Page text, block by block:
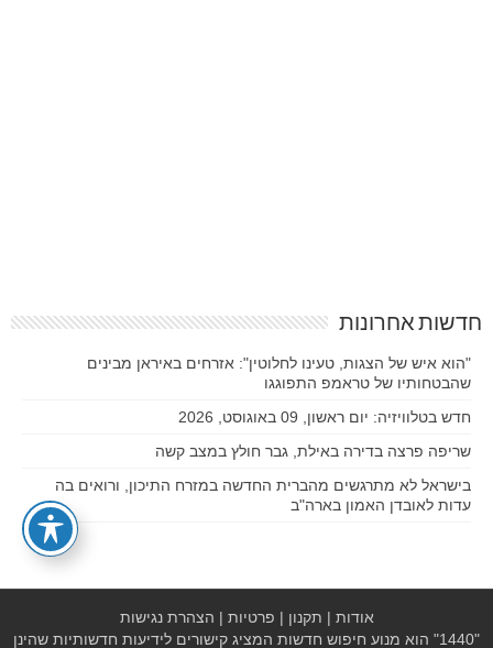
חדשות אחרונות
"הוא איש של הצגות, טעינו לחלוטין": אזרחים באיראן מבינים
שהבטחותיו של טראמפ התפוגגו
חדש בטלוויזיה: יום ראשון, 09 באוגוסט, 2026
שריפה פרצה בדירה באילת, גבר חולץ במצב קשה
בישראל לא מתרגשים מהברית החדשה במזרח התיכון, ורואים בה
עדות לאובדן האמון בארה"ב
אודות | תקנון | פרטיות | הצהרת נגישות
"1440" הוא מנוע חיפוש חדשות המציג קישורים לידיעות חדשותיות שהינן